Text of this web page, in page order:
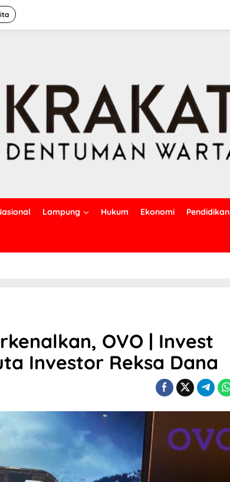
Lampung Hukum Ekonomi Pendidikan
OVO | Invest
Investor Reksa Dana